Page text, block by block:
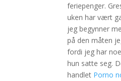
feriepenger.
uken har vært
jeg begynner
på den måten
fordi jeg har
hun satte seg.
handlet Porno